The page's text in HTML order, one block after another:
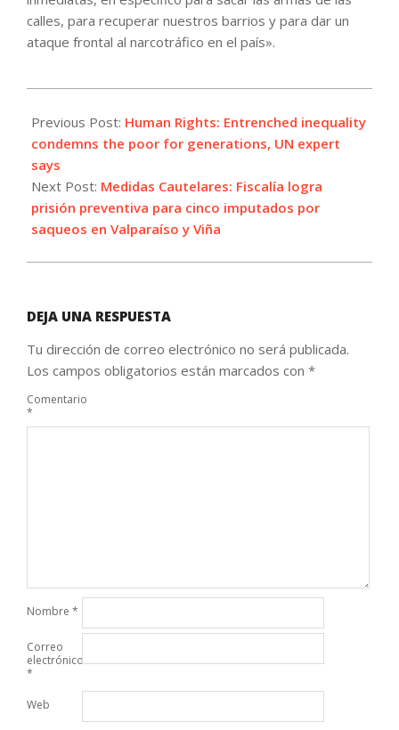
calles, para recuperar nuestros barrios y para dar un
ataque frontal al narcotráfico en el país».
10-
20
Previous Post: Human Rights: Entrenched inequality
condemns the poor for generations, UN expert
says
Next Post: Medidas Cautelares: Fiscalía logra
prisión preventiva para cinco imputados por
saqueos en Valparaíso y Viña
DEJA UNA RESPUESTA
Tu dirección de correo electrónico no será publicada.
Los campos obligatorios están marcados con *
Comentario
*
Nombre *
Correo
electrónico
*
Web